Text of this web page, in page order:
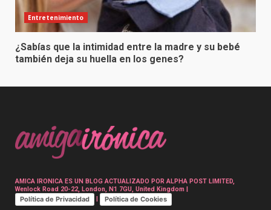
Entretenimiento
¿Sabías que la intimidad entre la madre y su bebé
también deja su huella en los genes?
AMICA IRONICA ES UN BLOG ACTUALIZADO POR ALPHA POST LIMITED,
Wenlock Road 20-22, London, N1 7GU, United Kingdom |
Política de Privacidad Política de Cookies